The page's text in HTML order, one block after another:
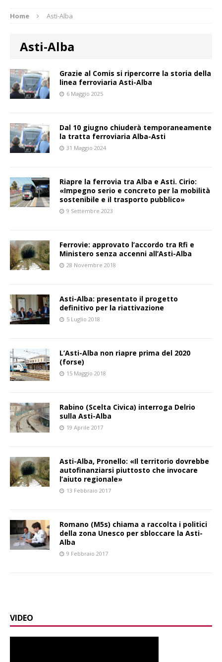
Home Asti-Alba
Asti-Alba
Grazie al Comis si ripercorre la storia della
linea ferroviaria Asti-Alba
6 Maggio 2025
Dal 10 giugno chiuderà temporaneamente
la tratta ferroviaria Alba-Asti
31 Maggio 2024
Riapre la ferrovia tra Alba e Asti. Cirio:
«Impegno serio e concreto per la mobilità
sostenibile e il trasporto pubblico»
9 Settembre 2023
Ferrovie: approvato l’accordo tra Rfi e
Ministero senza accenni all’Asti-Alba
28 Novembre 2018
Asti-Alba: presentato il progetto
definitivo per la riattivazione
5 Luglio 2018
L’Asti-Alba non riapre prima del 2020
(forse)
15 Maggio 2018
Rabino (Scelta Civica) interroga Delrio
sulla Asti-Alba
19 Aprile 2017
Asti-Alba, Pronello: «Il territorio dovrebbe
autofinanziarsi piuttosto che invocare
l’aiuto regionale»
13 Febbraio 2017
Romano (M5s) chiama a raccolta i politici
della zona Unesco per sbloccare la Asti-
Alba
9 Febbraio 2017
VIDEO